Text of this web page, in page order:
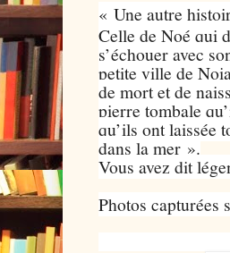
« Une autre
Celle de Noé qui
s’échouer avec
petite ville de
de mort et de
pierre tombale
qu’ils ont laissée
dans la mer ».
Vous avez dit
Photos capturées